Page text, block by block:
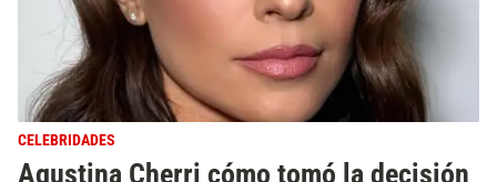
CELEBRIDADES
Agustina Cherri cómo tomó la decisión